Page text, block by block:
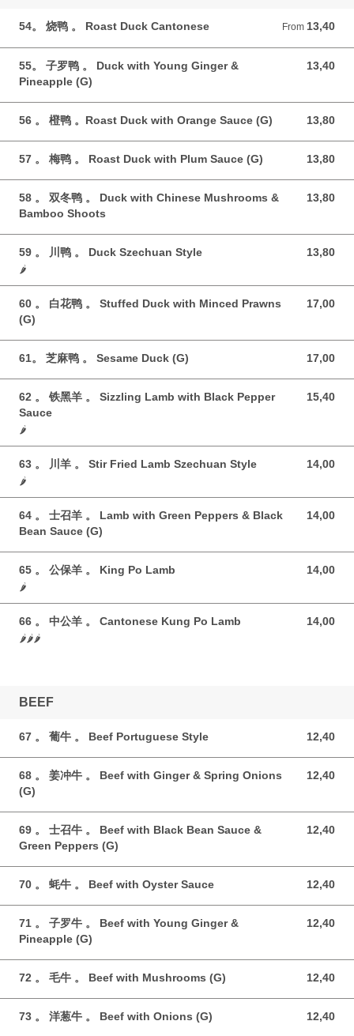
54。 烧鸭 。 Roast Duck Cantonese From 13,40
From 13,40 GBP
55。 子罗鸭 。 Duck with Young Ginger &
Pineapple (G)
13,40
13,40 GBP
56 。 橙鸭 。Roast Duck with Orange Sauce (G) 13,80
13,80 GBP
57 。 梅鸭 。 Roast Duck with Plum Sauce (G) 13,80
13,80 GBP
58 。 双冬鸭 。 Duck with Chinese Mushrooms &
Bamboo Shoots
13,80
13,80 GBP
59 。 川鸭 。 Duck Szechuan Style 13,80
13,80 GBP
🌶️
60 。 白花鸭 。 Stuffed Duck with Minced Prawns
(G)
17,00
17,00 GBP
61。 芝麻鸭 。 Sesame Duck (G) 17,00
17,00 GBP
62 。 铁黑羊 。 Sizzling Lamb with Black Pepper
Sauce
15,40
15,40 GBP
🌶️
63 。 川羊 。 Stir Fried Lamb Szechuan Style 14,00
14,00 GBP
🌶️
64 。 士召羊 。 Lamb with Green Peppers & Black
Bean Sauce (G)
14,00
14,00 GBP
65 。 公保羊 。 King Po Lamb 14,00
14,00 GBP
🌶️
66 。 中公羊 。 Cantonese Kung Po Lamb 14,00
14,00 GBP
🌶️🌶️🌶️
BEEF
67 。 葡牛 。 Beef Portuguese Style 12,40
12,40 GBP
68 。 姜冲牛 。 Beef with Ginger & Spring Onions
(G)
12,40
12,40 GBP
69 。 士召牛 。 Beef with Black Bean Sauce &
Green Peppers (G)
12,40
12,40 GBP
70 。 蚝牛 。 Beef with Oyster Sauce 12,40
12,40 GBP
71 。 子罗牛 。 Beef with Young Ginger &
Pineapple (G)
12,40
12,40 GBP
72 。 毛牛 。 Beef with Mushrooms (G) 12,40
12,40 GBP
73 。 洋葱牛 。 Beef with Onions (G) 12,40
12,40 GBP